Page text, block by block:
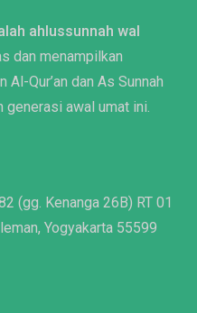
ahlussunnah wal
dan menampilkan
Qur’an dan As Sunnah
generasi awal umat ini.
(gg. Kenanga 26B) RT 01
Yogyakarta 55599